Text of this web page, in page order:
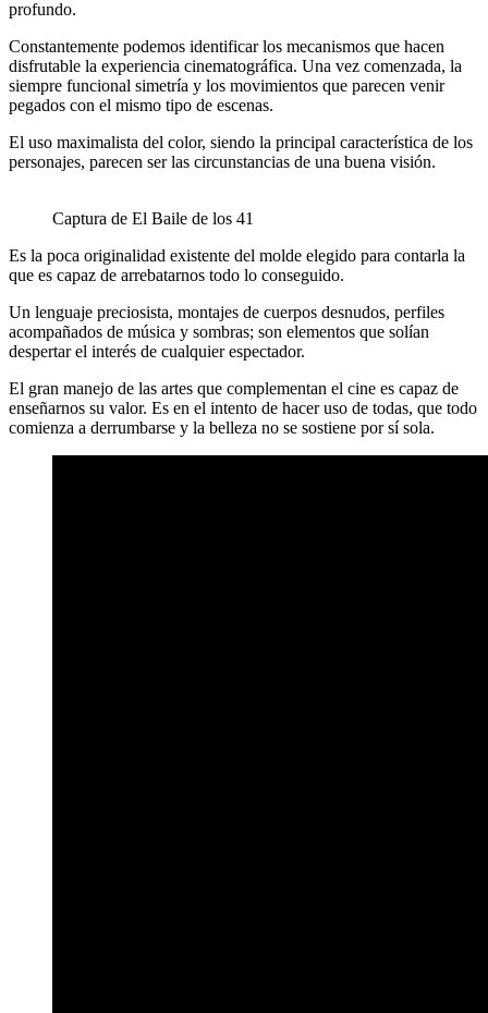
profundo.
Constantemente podemos identificar los mecanismos que hacen
disfrutable la experiencia cinematográfica. Una vez comenzada, la
siempre funcional simetría y los movimientos que parecen venir
pegados con el mismo tipo de escenas.
El uso maximalista del color, siendo la principal característica de los
personajes, parecen ser las circunstancias de una buena visión.
Captura de El Baile de los 41
Es la poca originalidad existente del molde elegido para contarla la
que es capaz de arrebatarnos todo lo conseguido.
Un lenguaje preciosista, montajes de cuerpos desnudos, perfiles
acompañados de música y sombras; son elementos que solían
despertar el interés de cualquier espectador.
El gran manejo de las artes que complementan el cine es capaz de
enseñarnos su valor. Es en el intento de hacer uso de todas, que todo
comienza a derrumbarse y la belleza no se sostiene por sí sola.